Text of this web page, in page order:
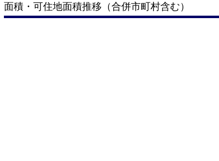
面積・可住地面積推移（合併市町村含む）